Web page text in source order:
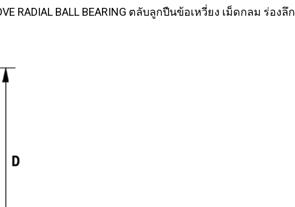
RADIAL BALL BEARING ตลับลูกปืนข้อเหวี่ยง เม็ดกลม ร่องลึก